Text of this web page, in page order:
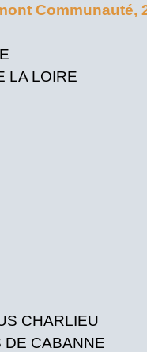
Communauté,
LA LOIRE
CHARLIEU
DE CABANNE